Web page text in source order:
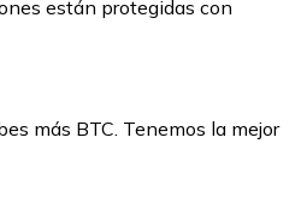
están protegidas con
más BTC. Tenemos la mejor